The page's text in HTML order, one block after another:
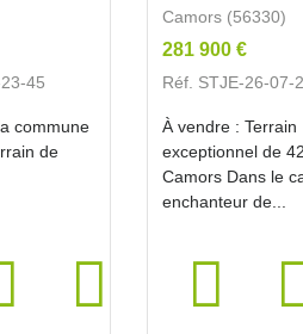
45
commune
de
Camors (56330)
281 900 €
Réf. STJE-26-07-
À vendre : Terrain
exceptionnel de
Camors Dans le
enchanteur de...